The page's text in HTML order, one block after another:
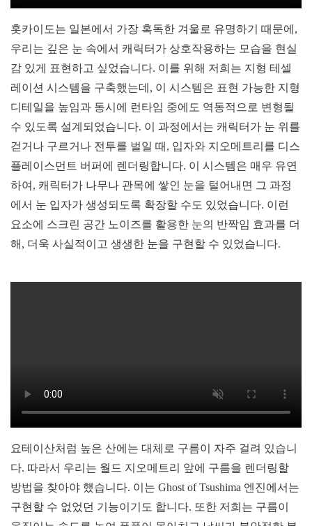
홋카이도는 일본에서 가장 혹독한 겨울로 유명하기 때문에,
우리는 깊은 눈 속에서 캐릭터가 상호작용하는 모습을 현실
감 있게 표현하고 싶었습니다. 이를 위해 저희는 지형 테셀
레이션 시스템을 구축했는데, 이 시스템은 표현 가능한 지형
디테일을 높임과 동시에 런타임 중에도 역동적으로 변형될
수 있도록 설계되었습니다. 이 과정에서는 캐릭터가 눈 위를
걷거나 구르거나 전투를 벌일 때, 입자와 지오메트리를 디스
플레이스먼트 버퍼에 렌더링합니다. 이 시스템은 매우 유연
하여, 캐릭터가 나무나 관목에 쌓인 눈을 털어내면 그 과정
에서 눈 입자가 생성되도록 확장할 수도 있었습니다. 이런
요소에 스크린 공간 노이즈를 활용한 눈의 반짝임 효과를 더
해, 더욱 사실적이고 생생한 눈을 구현할 수 있었습니다.
요테이산처럼 높은 산에는 대체로 구름이 자주 걸려 있습니
다. 따라서 우리는 월드 지오메트리 앞에 구름을 렌더링할
방법을 찾아야 했습니다. 이는 Ghost of Tsushima 엔진에서는
구현할 수 없었던 기능이기도 합니다. 또한 저희는 구름이